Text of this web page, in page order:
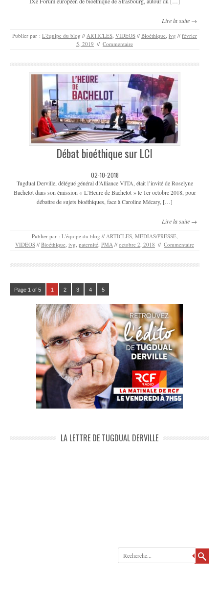
Lire la suite →
Publier par : L'équipe du blog // ARTICLES VIDEOS // Bioéthique ivg // février
5, 2019 // Commentaire
Débat bioéthique sur LCI
02-10-2018
Tugdual Derville, délégué général d’Alliance VITA, était l’invité de Roselyne
Bachelot dans son émission « L’Heure de Bachelot » le 1er octobre 2018, pour
débattre de sujets bioéthiques, face à Caroline Mécary, […]
Lire la suite →
Publier par : L'équipe du blog // ARTICLES, MEDIAS/PRESSE,
VIDEOS // Bioéthique ivg paternité PMA // octobre 2, 2018 // Commentaire
Page 1 of 5 1 2 3 4 5
LA LETTRE DE TUGDUAL DERVILLE
Recherche